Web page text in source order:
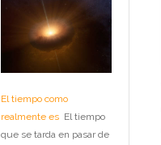
El tiempo como
realmente es El tiempo
que se tarda en pasar de